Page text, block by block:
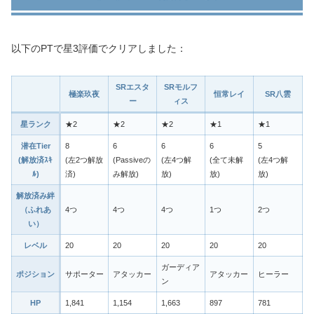
以下のPTで星3評価でクリアしました：
極楽玖夜
SRエスタ
ー
SRモルフ
ィス
恒常レイ SR八雲
星ランク ★2 ★2 ★2 ★1 ★1
潜在Tier
(解放済ｽｷ
ﾙ)
8
(左2つ解放
済)
6
(Passiveの
み解放)
6
(左4つ解
放)
6
(全て未解
放)
5
(左4つ解
放)
解放済み絆
（ふれあ
い）
4つ 4つ 4つ 1つ 2つ
レベル 20 20 20 20 20
ポジション サポーター アタッカー
ガーディア
ン
アタッカー ヒーラー
HP 1,841 1,154 1,663 897 781